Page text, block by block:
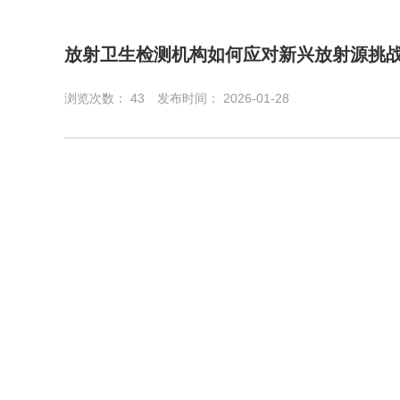
放射卫生检测机构如何应对新兴放射源挑
浏览次数： 43 发布时间： 2026-01-28